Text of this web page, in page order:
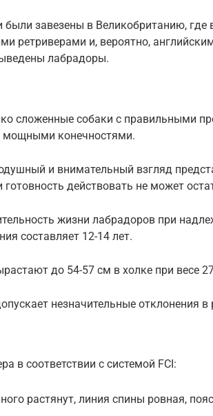
были завезены в Великобританию, где
ретриверами и, вероятно,
лабрадоры.
сложенные собаки с правильными
мощными конечностями.
и внимательный взгляд
действовать не может
жизни лабрадоров при
составляет 12-14 лет.
до 54-57 см в холке при весе
незначительные отклонения в
в соответствии с системой FCI:
растянут, линия спины ровная,